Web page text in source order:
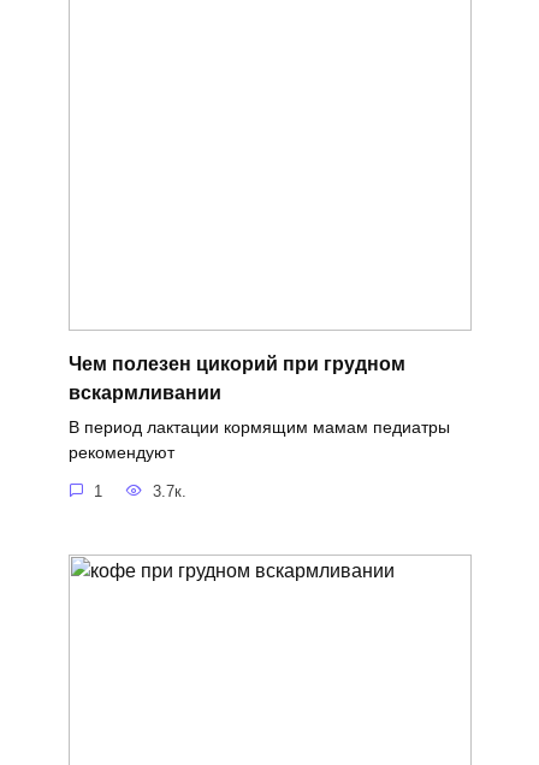
Чем полезен цикорий при грудном
вскармливании
В период лактации кормящим мамам педиатры
рекомендуют
1 3.7к.